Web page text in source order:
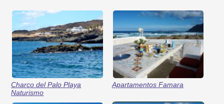
Charco del Palo Playa
Naturismo
Apartamentos Famara